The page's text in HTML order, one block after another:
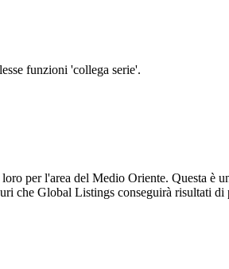
funzioni 'collega serie'.
per l'area del Medio Oriente. Questa è
che Global Listings conseguirà risultati